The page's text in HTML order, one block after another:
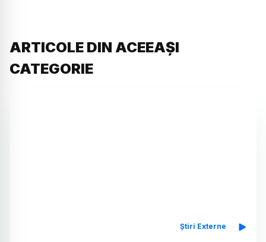
ARTICOLE DIN ACEEAȘI
CATEGORIE
Știri Externe